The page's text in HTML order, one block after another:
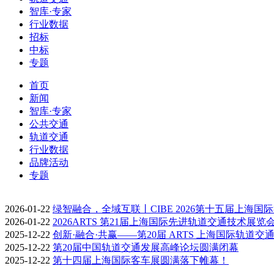
智库·专家
行业数据
招标
中标
专题
首页
新闻
智库·专家
公共交通
轨道交通
行业数据
品牌活动
专题
2026-01-22 绿智融合，全域互联丨CIBE 2026第十五届上海国
2026-01-22 2026ARTS 第21届上海国际先进轨道交通技术展览
2025-12-22 创新·融合·共赢——第20届 ARTS 上海国际轨道交
2025-12-22 第20届中国轨道交通发展高峰论坛圆满闭幕
2025-12-22 第十四届上海国际客车展圆满落下帷幕！